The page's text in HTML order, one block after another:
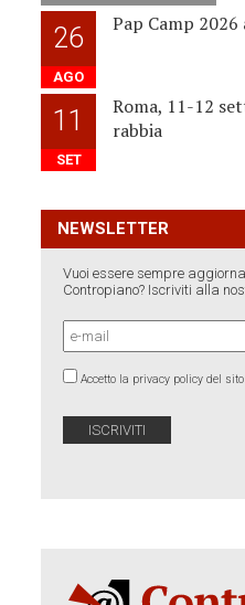
26
AGO
Pap Camp
11
SET
Roma, 11-12
rabbia
NEWSLETTER
Vuoi essere sempre
Contropiano? Iscriviti alla
Accetto la privacy policy del sito